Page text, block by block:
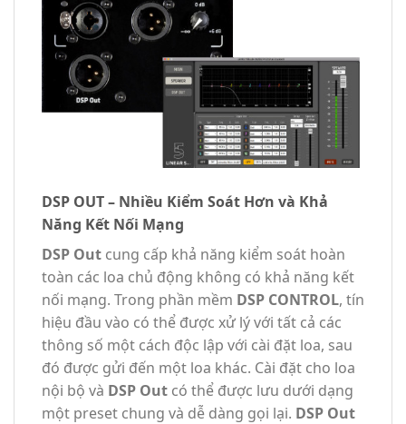
DSP OUT – Nhiều Kiểm Soát Hơn và Khả
Năng Kết Nối Mạng
DSP Out cung cấp khả năng kiểm soát hoàn
toàn các loa chủ động không có khả năng kết
nối mạng. Trong phần mềm DSP CONTROL, tín
hiệu đầu vào có thể được xử lý với tất cả các
thông số một cách độc lập với cài đặt loa, sau
đó được gửi đến một loa khác. Cài đặt cho loa
nội bộ và DSP Out có thể được lưu dưới dạng
một preset chung và dễ dàng gọi lại. DSP Out